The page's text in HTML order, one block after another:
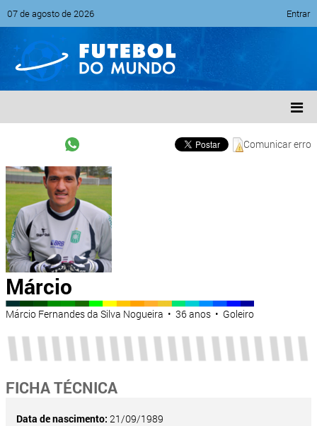
07 de agosto de 2026 Entrar
Comunicar erro
Márcio
Márcio Fernandes da Silva Nogueira • 36 anos • Goleiro
FICHA TÉCNICA
Data de nascimento: 21/09/1989